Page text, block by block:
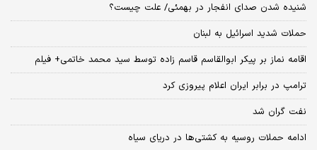
شنیده شدن صدای انفجار در بهمئی/ علت چیست؟
حملات شدید اسرائیل به لبنان
اقامه نماز بر پیکر ابوالقاسم قاسم زاده توسط سید محمد خاتمی+ فیلم
ترامپ در برابر ایران اعلام پیروزی کرد
نفت گران شد
ادامه حملات روسیه به کشتی‌ها در دریای سیاه